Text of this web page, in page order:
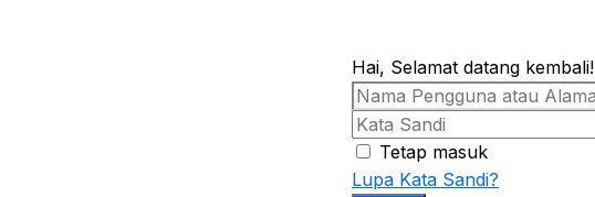
Hai, Selamat datang kembali!
Tetap masuk
Lupa Kata Sandi?